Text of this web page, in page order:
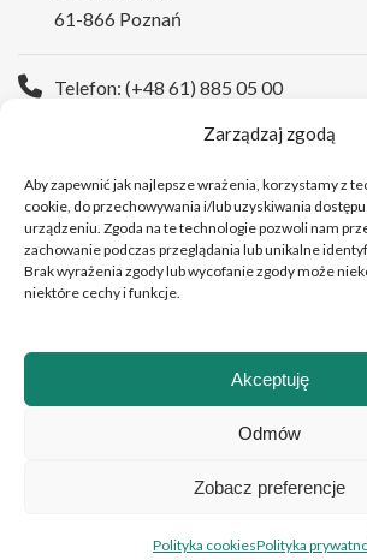
Zarządzaj zgodą
Aby zapewnić jak najlepsze wrażenia, korzystamy z
cookie, do przechowywania i/lub uzyskiwania
urządzeniu. Zgoda na te technologie pozwoli nam
zachowanie podczas przeglądania lub unikalne
Brak wyrażenia zgody lub wycofanie zgody może
niektóre cechy i funkcje.
Akceptuję
Odmów
Zobacz preferencje
Polityka cookiesPolityka
61-866 Poznań
Telefon: (+48 61) 885 05 00
Copyright © 2026 Wielkopolskie